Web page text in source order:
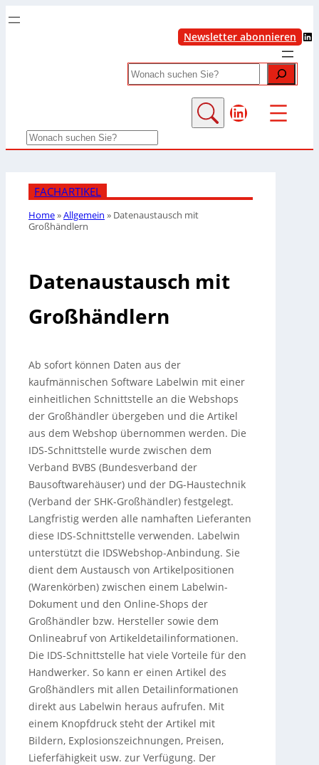
Newsletter abonnieren LinkedIn
Search
LinkedIn
Search
FACHARTIKEL
Home»Allgemein » Datenaustausch mit
Großhändlern
Datenaustausch mit
Großhändlern
Ab sofort können Daten aus der
kaufmännischen Software Labelwin mit einer
einheitlichen Schnittstelle an die Webshops
der Großhändler übergeben und die Artikel
aus dem Webshop übernommen werden. Die
IDS-Schnittstelle wurde zwischen dem
Verband BVBS (Bundesverband der
Bausoftwarehäuser) und der DG-Haustechnik
(Verband der SHK-Großhändler) festgelegt.
Langfristig werden alle namhaften Lieferanten
diese IDS-Schnittstelle verwenden. Labelwin
unterstützt die IDSWebshop-Anbindung. Sie
dient dem Austausch von Artikelpositionen
(Warenkörben) zwischen einem Labelwin-
Dokument und den Online-Shops der
Großhändler bzw. Hersteller sowie dem
Onlineabruf von Artikeldetailinformationen.
Die IDS-Schnittstelle hat viele Vorteile für den
Handwerker. So kann er einen Artikel des
Großhändlers mit allen Detailinformationen
direkt aus Labelwin heraus aufrufen. Mit
einem Knopfdruck steht der Artikel mit
Bildern, Explosionszeichnungen, Preisen,
Lieferfähigkeit usw. zur Verfügung. Der